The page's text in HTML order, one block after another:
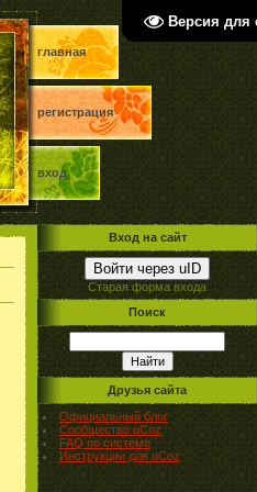
Версия для
главная
регистрация
вход
Вход на сайт
Войти через uID
Старая форма входа
Поиск
Друзья сайта
Официальный блог
Сообщество uCoz
FAQ по системе
Инструкции для uCoz